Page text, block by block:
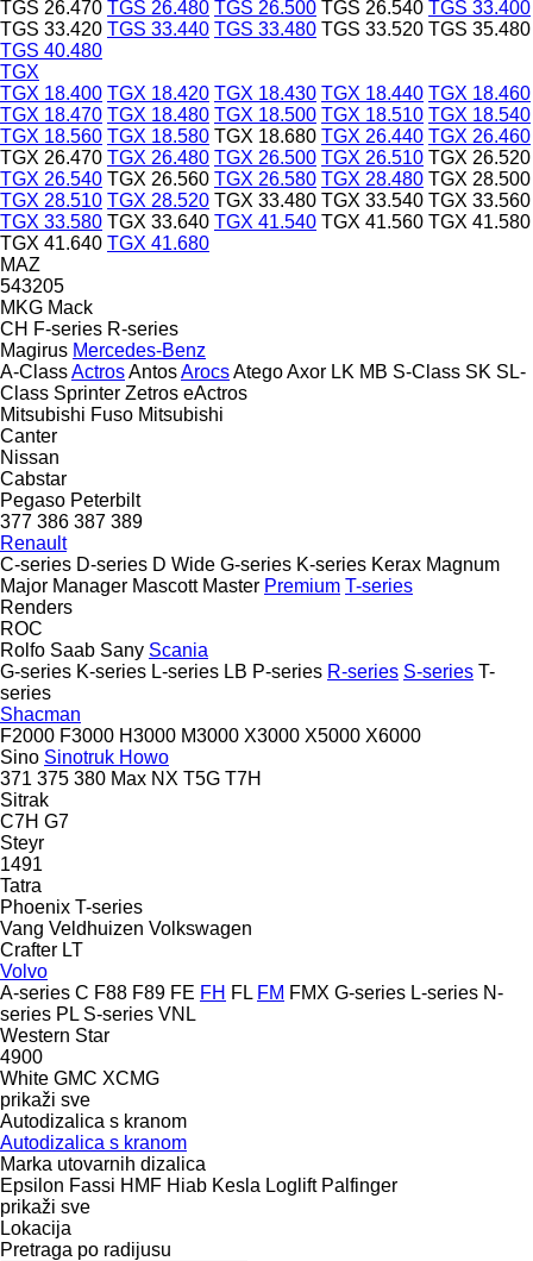
TGS 26.470 TGS 26.480 TGS 26.500 TGS 26.540 TGS 33.400
TGS 33.420 TGS 33.440 TGS 33.480 TGS 33.520 TGS 35.480
TGS 40.480
TGX
TGX 18.400 TGX 18.420 TGX 18.430 TGX 18.440 TGX 18.460
TGX 18.470 TGX 18.480 TGX 18.500 TGX 18.510 TGX 18.540
TGX 18.560 TGX 18.580 TGX 18.680 TGX 26.440 TGX 26.460
TGX 26.470 TGX 26.480 TGX 26.500 TGX 26.510 TGX 26.520
TGX 26.540 TGX 26.560 TGX 26.580 TGX 28.480 TGX 28.500
TGX 28.510 TGX 28.520 TGX 33.480 TGX 33.540 TGX 33.560
TGX 33.580 TGX 33.640 TGX 41.540 TGX 41.560 TGX 41.580
TGX 41.640 TGX 41.680
MAZ
543205
MKG Mack
CH F-series R-series
Magirus Mercedes-Benz
A-ClassActrosAntosArocsAtegoAxor LK MB S-Class SK SL-
Class Sprinter Zetros eActros
Mitsubishi Fuso Mitsubishi
Canter
Nissan
Cabstar
Pegaso Peterbilt
377 386 387 389
Renault
C-series D-series D Wide G-series K-series Kerax Magnum
Major Manager Mascott Master Premium T-series
Renders
ROC
Rolfo Saab Sany Scania
G-series K-series L-series LB P-series R-series S-series T-
series
Shacman
F2000 F3000 H3000 M3000 X3000 X5000 X6000
Sino Sinotruk Howo
371 375 380 Max NX T5G T7H
Sitrak
C7H G7
Steyr
1491
Tatra
Phoenix T-series
Vang Veldhuizen Volkswagen
Crafter LT
Volvo
A-series C F88 F89 FE FH FL FM FMX G-series L-series N-
series PL S-series VNL
Western Star
4900
White GMC XCMG
prikaži sve
Autodizalica s kranom
Autodizalica s kranom
Marka utovarnih dizalica
Epsilon Fassi HMF Hiab Kesla Loglift Palfinger
prikaži sve
Lokacija
Pretraga po radijusu